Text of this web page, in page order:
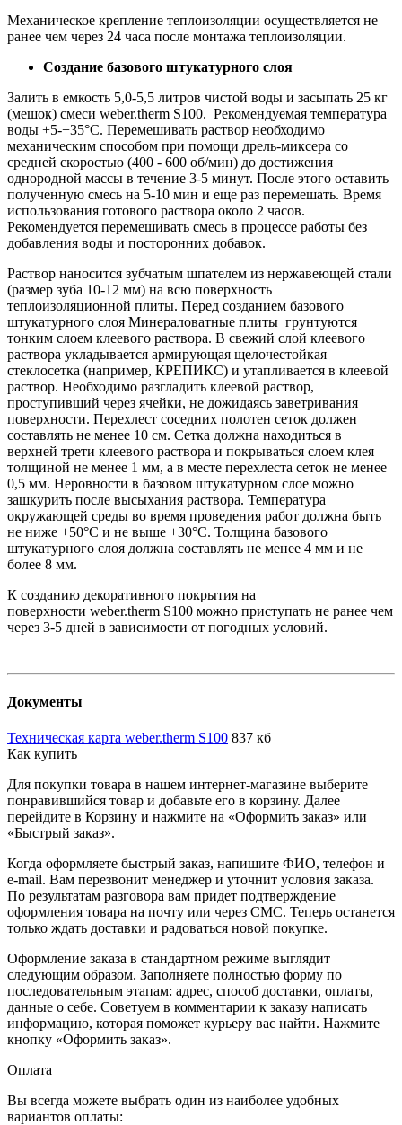
Механическое крепление теплоизоляции осуществляется не
ранее чем через 24 часа после монтажа теплоизоляции.
Создание базового штукатурного слоя
Залить в емкость 5,0-5,5 литров чистой воды и засыпать 25 кг
(мешок) смеси weber.therm S100. Рекомен­дуемая температура
воды +5-+35°С. Перемешивать раствор необходимо
механическим способом при помощи дрель-миксера со
средней скоростью (400 - 600 об/мин) до достижения
однородной массы в течение 3-5 минут. После этого оставить
полученную смесь на 5-10 мин и еще раз перемешать. Время
использования готового раствора около 2 часов.
Рекомендуется перемешивать смесь в процессе работы без
добавления воды и посторонних добавок.
Раствор наносится зубчатым шпателем из нержавеющей стали
(размер зуба 10-12 мм) на всю поверхность
теплоизоляционной плиты. Перед созданием базового
штукатурного слоя Минераловатные плиты грунтуются
тонким слоем клеевого раствора. В свежий слой клеевого
раствора укладывается армирующая щелочестойкая
стеклосетка (например, КРЕПИКС) и утапливается в клеевой
раствор. Необходимо разгладить клеевой раствор,
проступивший через ячейки, не дожидаясь заветривания
поверхности. Перехлест соседних полотен сеток должен
составлять не менее 10 см. Сетка должна находиться в
верхней трети клеевого раствора и покрываться слоем клея
толщиной не менее 1 мм, а в месте перехлеста сеток не менее
0,5 мм. Неровности в базовом штукатурном слое можно
зашкурить после высыхания раствора. Температура
окружающей среды во время проведения работ должна быть
не ниже +50°С и не выше +30°С. Толщина базового
штукатурного слоя должна составлять не менее 4 мм и не
более 8 мм.
К созданию декоративного покрытия на
поверхности weber.therm S100 можно приступать не ранее чем
через 3-5 дней в зависимости от погодных условий.
Документы
Техническая карта weber.therm S100 837 кб
Как купить
Для покупки товара в нашем интернет-магазине выберите
понравившийся товар и добавьте его в корзину. Далее
перейдите в Корзину и нажмите на «Оформить заказ» или
«Быстрый заказ».
Когда оформляете быстрый заказ, напишите ФИО, телефон и
e-mail. Вам перезвонит менеджер и уточнит условия заказа.
По результатам разговора вам придет подтверждение
оформления товара на почту или через СМС. Теперь останется
только ждать доставки и радоваться новой покупке.
Оформление заказа в стандартном режиме выглядит
следующим образом. Заполняете полностью форму по
последовательным этапам: адрес, способ доставки, оплаты,
данные о себе. Советуем в комментарии к заказу написать
информацию, которая поможет курьеру вас найти. Нажмите
кнопку «Оформить заказ».
Оплата
Вы всегда можете выбрать один из наиболее удобных
вариантов оплаты: